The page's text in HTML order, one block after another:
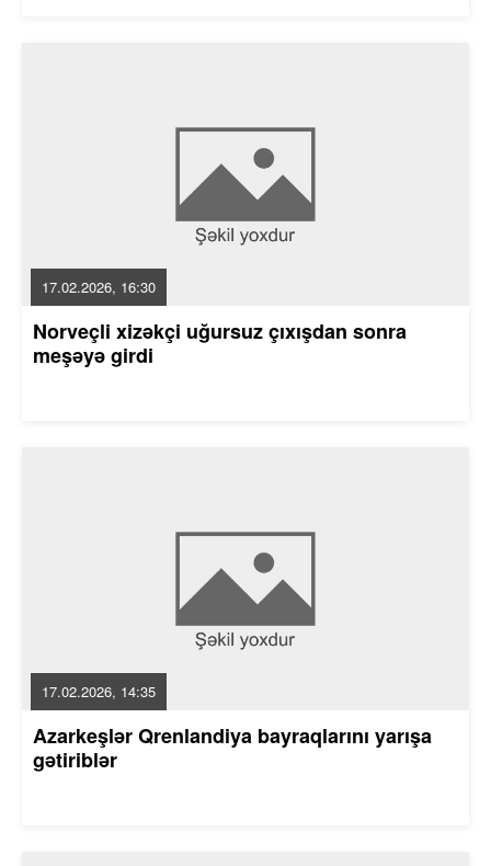
17.02.2026, 16:30
Norveçli xizəkçi uğursuz çıxışdan sonra
meşəyə girdi
17.02.2026, 14:35
Azarkeşlər Qrenlandiya bayraqlarını yarışa
gətiriblər